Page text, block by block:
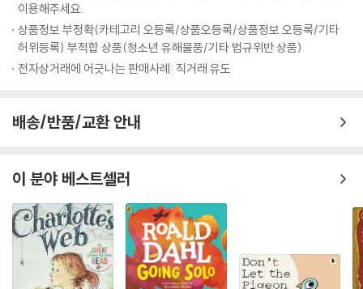
이용해주세요.
상품정보 부정확(카테고리 오등록/상품오등록/상품정보 오등록/기타
허위등록) 부적합 상품(청소년 유해물품/기타 법규위반 상품)
전자상거래에 어긋나는 판매사례: 직거래 유도
배송/반품/교환 안내
이 분야 베스트셀러